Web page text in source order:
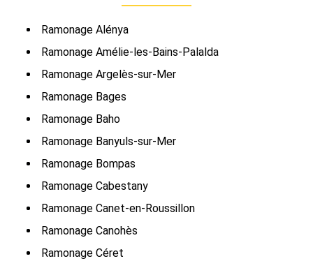
Ramonage Alénya
Ramonage Amélie-les-Bains-Palalda
Ramonage Argelès-sur-Mer
Ramonage Bages
Ramonage Baho
Ramonage Banyuls-sur-Mer
Ramonage Bompas
Ramonage Cabestany
Ramonage Canet-en-Roussillon
Ramonage Canohès
Ramonage Céret